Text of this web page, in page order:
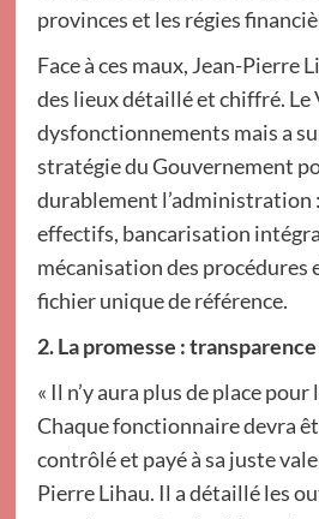
provinces et les régies
Face à ces maux, Jean-Pierre
des lieux détaillé et chiffré. Le
dysfonctionnements mais a
stratégie du Gouvernement
durablement l’administration
effectifs, bancarisation
mécanisation des procédures
fichier unique de référence.
2. La promesse :
« Il n’y aura plus de place
Chaque fonctionnaire devra
contrôlé et payé à sa juste
Pierre Lihau. Il a détaillé les